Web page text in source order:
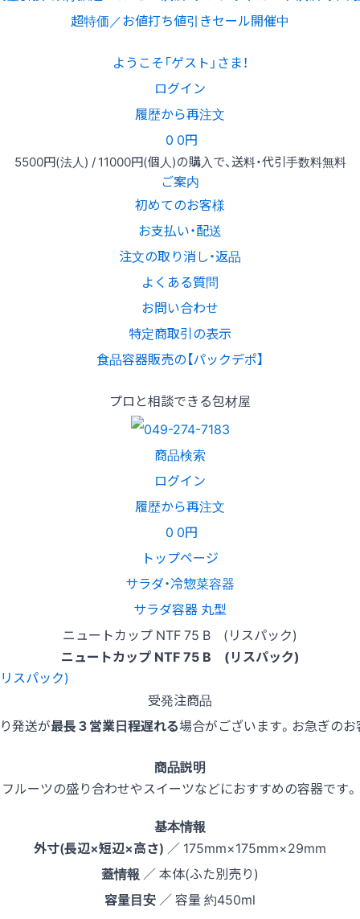
超特価／お値打ち値引きセール開催中
ようこそ「ゲスト」さま！
ログイン
履歴から再注文
0 0円
5500円(法人) /11000円(個人)の購入で、送料・代引手数料無料
ご案内
初めてのお客様
お支払い・配送
注文の取り消し・返品
よくある質問
お問い合わせ
特定商取引の表示
食品容器販売の【パックデポ】
プロと相談できる包材屋
商品検索
ログイン
履歴から再注文
0 0円
トップページ
サラダ・冷惣菜容器
サラダ容器 丸型
ニュートカップ NTF 75 B (リスパック)
ニュートカップ NTF 75 B (リスパック)
受発注商品
発送が最長３営業日程遅れる場合がございます。お急ぎの
商品説明
フルーツの盛り合わせやスイーツなどにおすすめの容器です。
基本情報
外寸(長辺×短辺×高さ) ／ 175mm×175mm×29mm
蓋情報 ／ 本体(ふた別売り)
容量目安 ／ 容量 約450ml